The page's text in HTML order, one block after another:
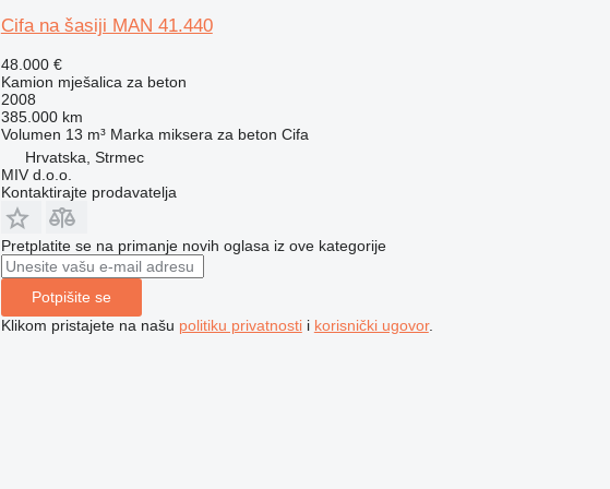
Cifa na šasiji MAN 41.440
48.000 €
Kamion mješalica za beton
2008
385.000 km
Volumen 13 m³ Marka miksera za beton Cifa
Hrvatska, Strmec
MIV d.o.o.
Kontaktirajte prodavatelja
Pretplatite se na primanje novih oglasa iz ove kategorije
Potpišite se
Klikom pristajete na našu politiku privatnostii korisnički ugovor.